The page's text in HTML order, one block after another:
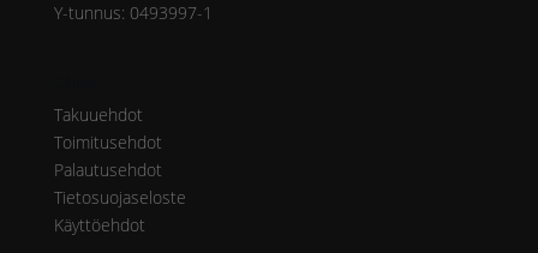
Y-tunnus: 0493997-1
Takuuehdot
Toimitusehdot
Palautusehdot
Tietosuojaseloste
Käyttöehdot